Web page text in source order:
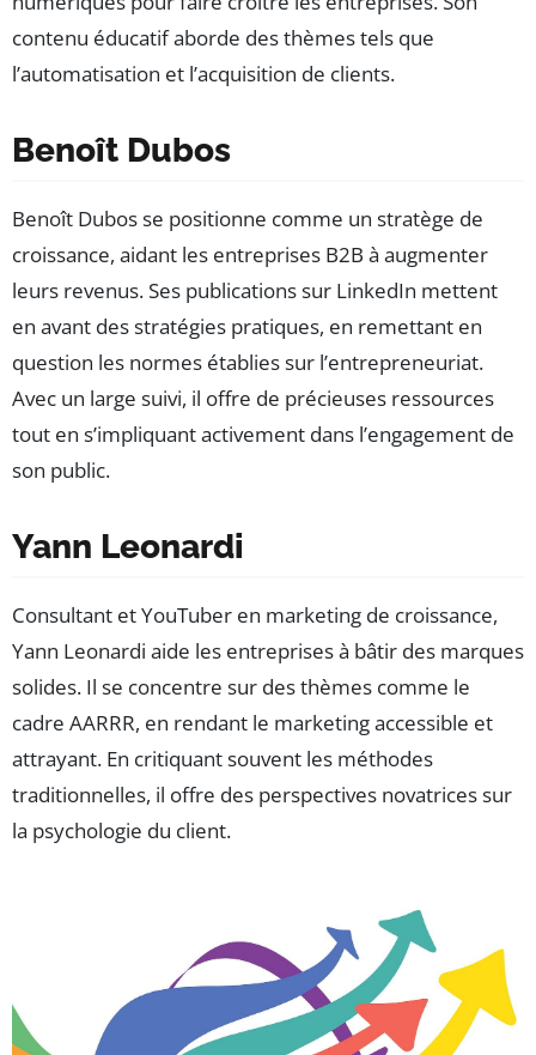
contenu éducatif aborde des thèmes tels que
l’automatisation et l’acquisition de clients.
Benoît Dubos
Benoît Dubos se positionne comme un stratège de
croissance, aidant les entreprises B2B à augmenter
leurs revenus. Ses publications sur LinkedIn mettent
en avant des stratégies pratiques, en remettant en
question les normes établies sur l’entrepreneuriat.
Avec un large suivi, il offre de précieuses ressources
tout en s’impliquant activement dans l’engagement de
son public.
Yann Leonardi
Consultant et YouTuber en marketing de croissance,
Yann Leonardi aide les entreprises à bâtir des marques
solides. Il se concentre sur des thèmes comme le
cadre AARRR, en rendant le marketing accessible et
attrayant. En critiquant souvent les méthodes
traditionnelles, il offre des perspectives novatrices sur
la psychologie du client.